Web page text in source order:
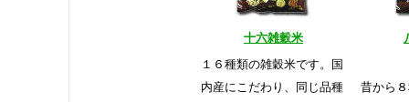
十六雑穀米
１６種類の雑穀米です。国
内産にこだわり、同じ品種
昔から